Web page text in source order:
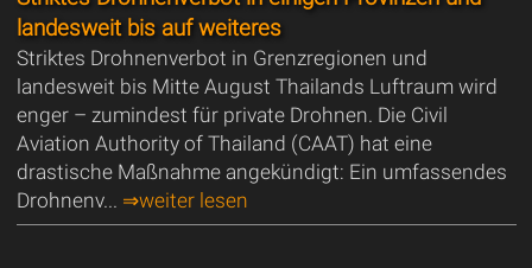
landesweit bis auf weiteres
Striktes Drohnenverbot in Grenzregionen und
landesweit bis Mitte August Thailands Luftraum wird
enger – zumindest für private Drohnen. Die Civil
Aviation Authority of Thailand (CAAT) hat eine
drastische Maßnahme angekündigt: Ein umfassendes
Drohnenv... ⇒weiter lesen